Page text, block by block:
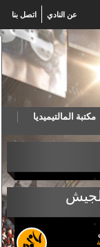
اتصل بنا عن النادي
مكتبة المالتيميديا
يهزم البرتغال